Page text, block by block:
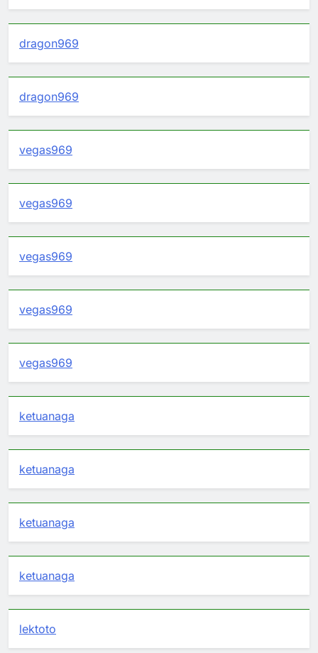
dragon969
dragon969
vegas969
vegas969
vegas969
vegas969
vegas969
ketuanaga
ketuanaga
ketuanaga
ketuanaga
lektoto